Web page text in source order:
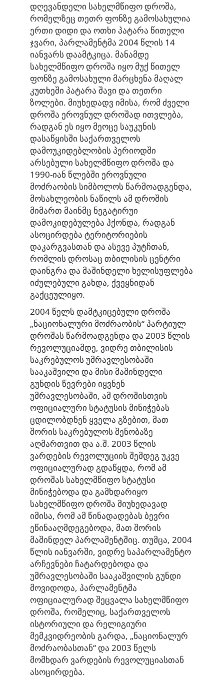
დღევანდელი სახელმწიფო დროშა,
რომელზეც თეთრ ფონზე გამოსახულია
ერთი დიდი და ოთხი პატარა წითელი
ჯვარი, პარლამენტმა 2004 წლის 14
იანვარს დაამტკიცა. მანამდე
სახელმწიფო დროშა იყო მუქ წითელ
ფონზე გამოსახული მარცხენა მაღალ
კუთხეში პატარა შავი და თეთრი
ზოლები. მიუხედადვ იმისა, რომ ძველი
დროშა ეროვნულ დროშად ითვლება,
რადგან ეს იყო მეოცე საუკუნის
დასაწყისში საქართველოს
დამოუკიდებლობის პერიოდში
არსებული სახელმწიფო დროშა და
1990-იან წლებში ეროვნული
მოძრაობის სიმბოლოს წარმოადგენდა,
მოსახლეობის ნაწილს ამ დროშის
მიმართ მაინმც ნეგატირუი
დამოკიდებულება ჰქონდა, რადგან
ასოცირდება ტერიტორიების
დაკარგვასთან და ასევე პუტჩთან,
რომლის დროსაც თბილისის ცენტრი
დაინგრა და მაშინდელი ხელისუფლება
იძულებული გახდა, ქვეყნიდან
გაქცეულიყო.
2004 წელს დამტკიცებული დროშა
„ნაციონალური მოძრაობის“ პარტიულ
დროშას წარმოადგენდა და 2003 წლის
რევოლუციამდე, ვიდრე თბილისის
საკრებულოს უმრავლესობაში
სააკაშვილი და მისი მაშინდელი
გუნდის წევრები იყვნენ
უმრავლესობაში, ამ დროშისთვის
ოფიციალური სტატუსის მინიჭებას
ცდილობდნენ ყველა გზებით, მათ
შორის საკრებულოს შენობაზე
აღმართვით და ა.შ. 2003 წლის
ვარდების რევოლუციის შემდეგ უკვე
ოფიციალურად გდაწყდა, რომ ამ
დროშას სახელმწიფო სტატუსი
მინიჭებოდა და გამხდარიყო
სახელმწიფო დროშა მიუხედავად
იმისა, რომ ამ წინადადებას ბევრი
ეწინააღმდეგებოდა, მათ შორის
მაშინდელ პარლამენტშიც. თუმცა, 2004
წლის იანვარში, ვიდრე საპარლამენტო
არჩევნები ჩატარდებოდა და
უმრავლესობაში სააკაშვილის გუნდი
მოვიდოდა, პარლამენტმა
ოფიციალურად შეცვალა სახელმწიფო
დროშა, რომელიც, საქართველოს
ისტორიული და რელიგიური
მემკვიდრეობის გარდა, „ნაციონალურ
მოძრაობასთან“ და 2003 წელს
მომხდარ ვარდების რევოლუციასთან
ასოცირდება.